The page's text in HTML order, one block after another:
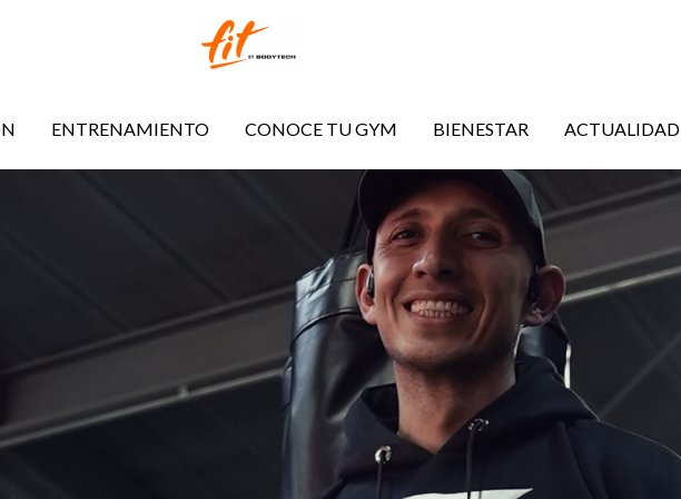
ENTRENAMIENTO CONOCE TU GYM BIENESTAR ACTUALIDAD